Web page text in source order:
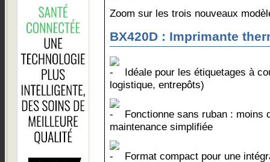
Zoom sur les trois nouveaux
BX420D : Imprimante
Idéale pour les étiquetages à
logistique, entrepôts)
Fonctionne sans ruban : moins
maintenance simplifiée
Format compact pour une